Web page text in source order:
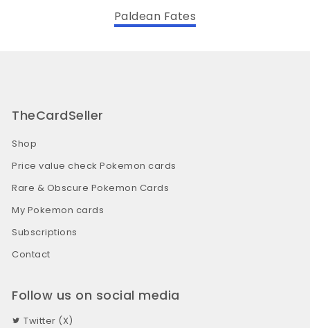
Paldean Fates
TheCardSeller
Shop
Price value check Pokemon cards
Rare & Obscure Pokemon Cards
My Pokemon cards
Subscriptions
Contact
Follow us on social media
Twitter (X)